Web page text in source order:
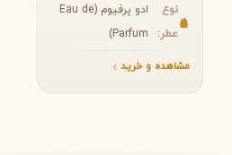
نوع
عطر:
ادو پرفیوم (Eau de
Parfum)
مشاهده و خرید